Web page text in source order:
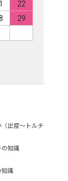
出産～トルチ
知識
識